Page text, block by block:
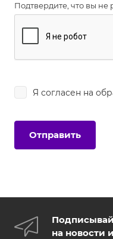
Подтвердите, что вы не
Я согласен на
на новости